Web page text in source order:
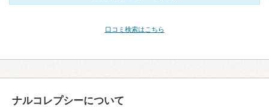
口コミ検索はこちら
ナルコレプシーについて